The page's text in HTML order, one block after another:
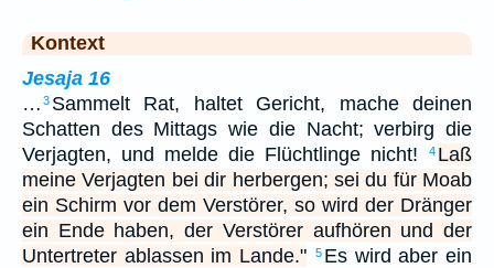
Kontext
Jesaja 16
… 3 Sammelt Rat, haltet Gericht, mache deinen
Schatten des Mittags wie die Nacht; verbirg die
Verjagten, und melde die Flüchtlinge nicht!
4 Laß
meine Verjagten bei dir herbergen; sei du für Moab
ein Schirm vor dem Verstörer, so wird der Dränger
ein Ende haben, der Verstörer aufhören und der
Untertreter ablassen im Lande."
5 Es wird aber ein